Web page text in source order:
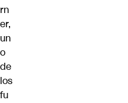
rn
er,
un
o
de
los
fu